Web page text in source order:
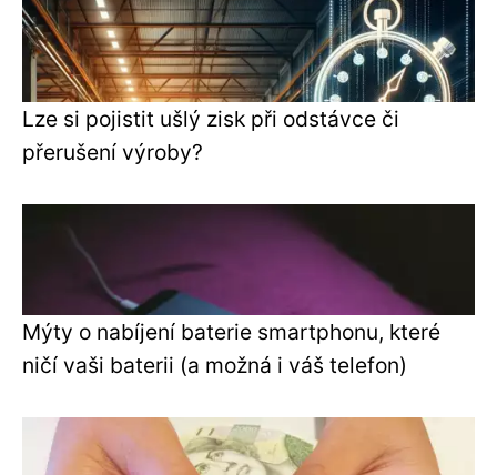
Lze si pojistit ušlý zisk při odstávce či
přerušení výroby?
Mýty o nabíjení baterie smartphonu, které
ničí vaši baterii (a možná i váš telefon)